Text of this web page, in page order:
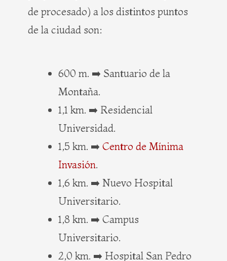
de procesado) a los distintos puntos
de la ciudad son:
600 m. ➡️ Santuario de la
Montaña.
1,1 km. ➡️ Residencial
Universidad.
1,5 km. ➡️ Centro de Mínima
Invasión.
1,6 km. ➡️ Nuevo Hospital
Universitario.
1,8 km. ➡️ Campus
Universitario.
2,0 km. ➡️ Hospital San Pedro